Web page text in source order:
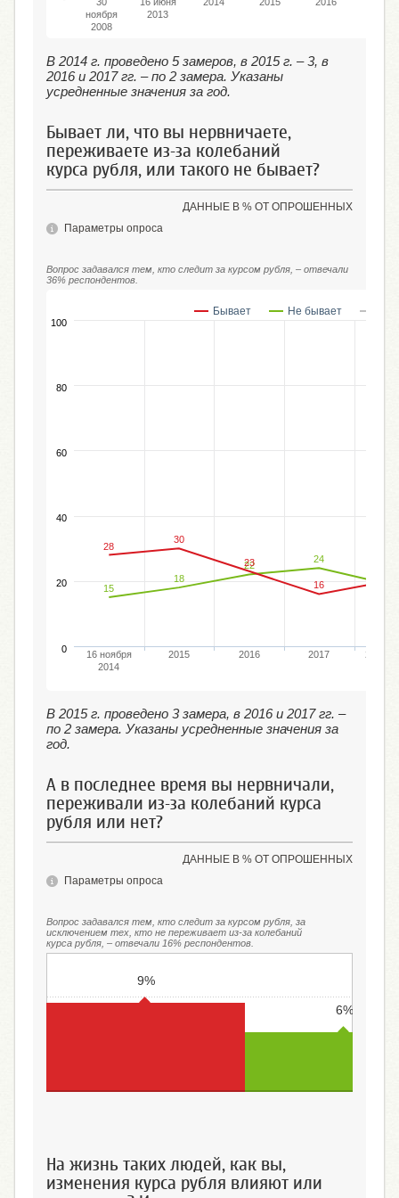
ноября
2008
2013
В 2014 г. проведено 5 замеров, в 2015 г. – 3, в
2016 и 2017 гг. – по 2 замера. Указаны
усредненные значения за год.
Бывает ли, что вы нервничаете,
переживаете из-за колебаний
курса рубля, или такого не бывает?
ДАННЫЕ В % ОТ ОПРОШЕННЫХ
Параметры опроса
Вопрос задавался тем, кто следит за курсом рубля, – отвечали
36% респондентов.
15
18
22
24
28
30
23
16
Бывает Не бывает
16 ноября
2014
2015 2016 2017
26
0
20
40
60
80
100
В 2015 г. проведено 3 замера, в 2016 и 2017 гг. –
по 2 замера. Указаны усредненные значения за
год.
А в последнее время вы нервничали,
переживали из-за колебаний курса
рубля или нет?
ДАННЫЕ В % ОТ ОПРОШЕННЫХ
Параметры опроса
Вопрос задавался тем, кто следит за курсом рубля, за
исключением тех, кто не переживает из-за колебаний
курса рубля, – отвечали 16% респондентов.
9%
6%
На жизнь таких людей, как вы,
изменения курса рубля влияют или